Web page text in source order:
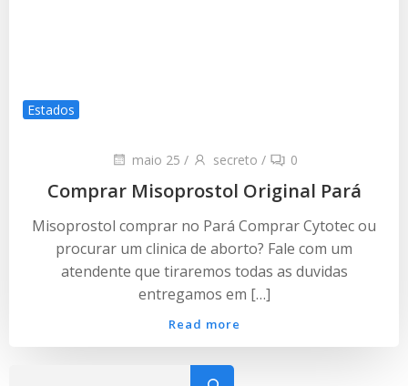
Estados
maio 25 / secreto / 0
Comprar Misoprostol Original Pará
Misoprostol comprar no Pará Comprar Cytotec ou
procurar um clinica de aborto? Fale com um
atendente que tiraremos todas as duvidas
entregamos em […]
Read more
Pesquisar